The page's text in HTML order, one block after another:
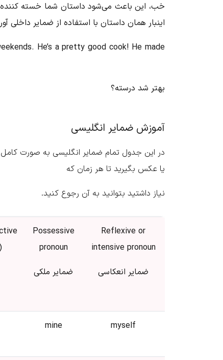
خب، این باعث می‌شود داستان شما خسته کننده
اینبار همان داستان با استفاده از ضمایر داخلی
He’s a pretty good cook! He made
بهتر شد درسته؟
آموزش ضمایر انگلیسی
در این جدول تمام ضمایر انگلیسی به صورت
یا عکس بگیرید تا هر زمان که
نیاز داشتید بتوانید به آن رجوع کنید.
Possessive
pronoun
ضمایر ملکی
Reflexive or
intensive pronoun
ضمایر انعکاسی
mine myself